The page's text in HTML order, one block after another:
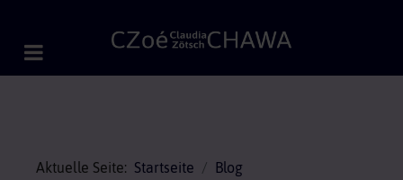
Aktuelle Seite: Startseite
Blog